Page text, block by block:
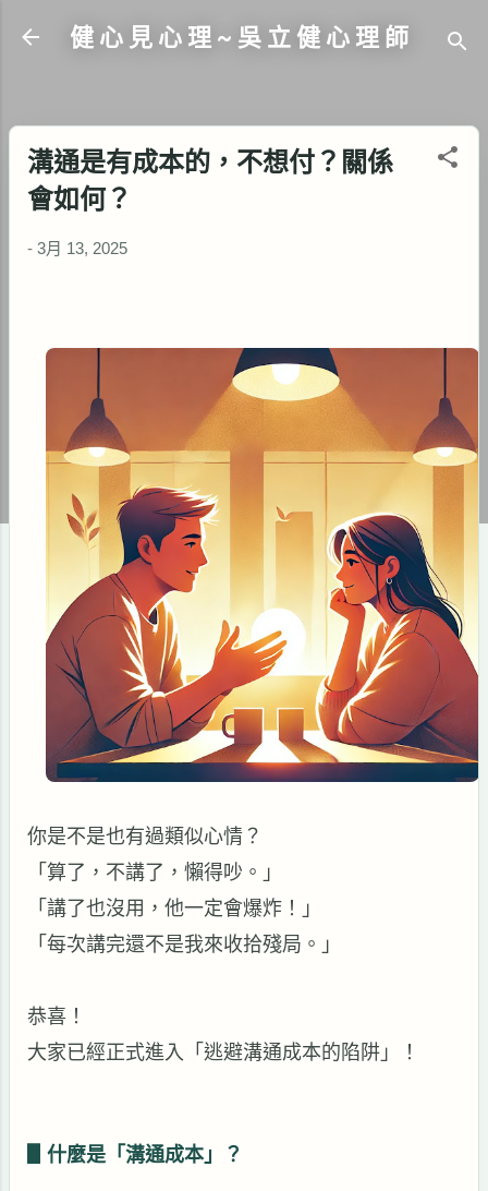
跳到主要內容
健 心 見 心 理 ~ 吳 立 健 心 理 師
溝通是有成本的，不想付？關係
會如何？
- 3月 13, 2025
你是不是也有過類似心情？
「算了，不講了，懶得吵。」
「講了也沒用，他一定會爆炸！」
「每次講完還不是我來收拾殘局。」
恭喜！
大家已經正式進入「逃避溝通成本的陷阱」！
什麼是「溝通成本」？